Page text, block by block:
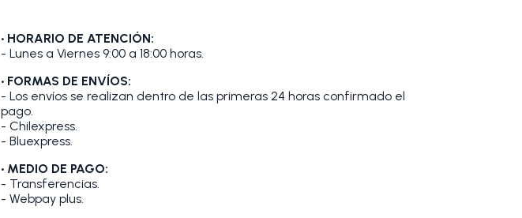
• HORARIO DE ATENCIÓN:
- Lunes a Viernes 9:00 a 18:00 horas.
• FORMAS DE ENVÍOS:
- Los envíos se realizan dentro de las primeras 24 horas confirmado el
pago.
- Chilexpress.
- Bluexpress.
• MEDIO DE PAGO:
- Transferencias.
- Webpay plus.